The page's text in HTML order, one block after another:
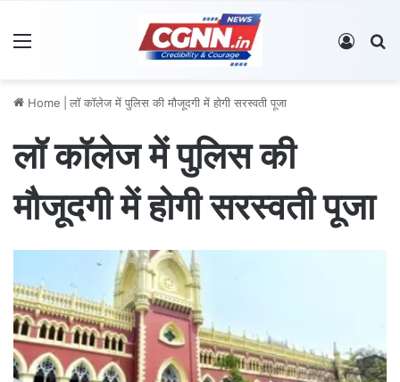
Log In
Home लॉ कॉलेज में पुलिस की मौजूदगी में होगी सरस्वती पूजा
लॉ कॉलेज में पुलिस की
मौजूदगी में होगी सरस्वती पूजा